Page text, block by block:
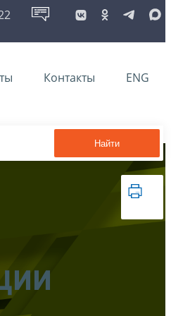
Контакты ENG
Найти